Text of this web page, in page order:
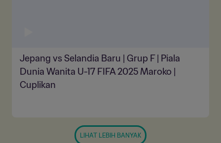
Jepang vs Selandia Baru | Grup F | Piala
Dunia Wanita U-17 FIFA 2025 Maroko |
Cuplikan
LIHAT LEBIH BANYAK